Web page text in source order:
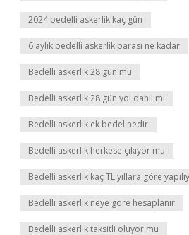
2024 bedelli askerlik kaç gün
6 aylık bedelli askerlik parası ne kadar
Bedelli askerlik 28 gün mü
Bedelli askerlik 28 gün yol dahil mi
Bedelli askerlik ek bedel nedir
Bedelli askerlik herkese çıkıyor mu
Bedelli askerlik kaç TL yıllara göre
Bedelli askerlik neye göre hesaplanır
Bedelli askerlik taksitli oluyor mu